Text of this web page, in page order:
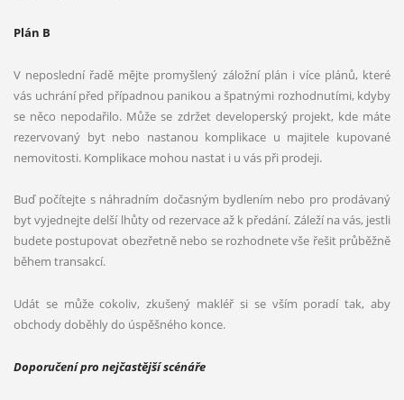
Plán B
V neposlední řadě mějte promyšlený záložní plán i více plánů, které
vás uchrání před případnou panikou a špatnými rozhodnutími, kdyby
se něco nepodařilo. Může se zdržet developerský projekt, kde máte
rezervovaný byt nebo nastanou komplikace u majitele kupované
nemovitosti. Komplikace mohou nastat i u vás při prodeji.
Buď počítejte s náhradním dočasným bydlením nebo pro prodávaný
byt vyjednejte delší lhůty od rezervace až k předání. Záleží na vás, jestli
budete postupovat obezřetně nebo se rozhodnete vše řešit průběžně
během transakcí.
Udát se může cokoliv, zkušený makléř si se vším poradí tak, aby
obchody doběhly do úspěšného konce.
Doporučení pro nejčastějšíscénáře